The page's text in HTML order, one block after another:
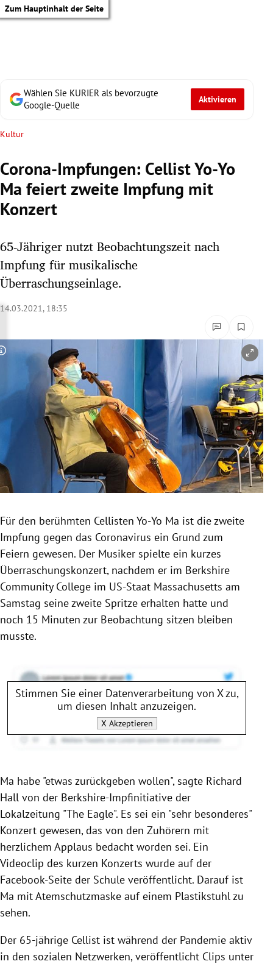
Zum Hauptinhalt der Seite
Untermenü
Untermenü
Untermenü
Untermenü
Untermenü
Untermenü
Untermenü
Untermenü
Untermenü
Untermenü
Wählen Sie KURIER als bevorzugte
Google-Quelle
Aktivieren
Kultur
Corona-Impfungen: Cellist Yo-Yo
Ma feiert zweite Impfung mit
Konzert
65-Jähriger nutzt Beobachtungszeit nach
Impfung für musikalische
Überraschungseinlage.
14.03.2021, 18:35
Copyright-Hinweis öffnen/schließen
Für den berühmten Cellisten Yo-Yo Ma ist die zweite
Impfung gegen das Coronavirus ein Grund zum
Feiern gewesen. Der Musiker spielte ein kurzes
Überraschungskonzert, nachdem er im Berkshire
Community College im US-Staat Massachusetts am
Samstag seine zweite Spritze erhalten hatte und
noch 15 Minuten zur Beobachtung sitzen bleiben
musste.
Stimmen Sie einer Datenverarbeitung von Xzu,
um diesen Inhalt anzuzeigen.
X Akzeptieren
Ma habe "etwas zurückgeben wollen", sagte Richard
Hall von der Berkshire-Impfinitiative der
Lokalzeitung "The Eagle". Es sei ein "sehr besonderes"
Konzert gewesen, das von den Zuhörern mit
herzlichem Applaus bedacht worden sei. Ein
Videoclip des kurzen Konzerts wurde auf der
Facebook-Seite der Schule veröffentlicht. Darauf ist
Ma mit Atemschutzmaske auf einem Plastikstuhl zu
sehen.
Der 65-jährige Cellist ist während der Pandemie aktiv
in den sozialen Netzwerken, veröffentlicht Clips unter